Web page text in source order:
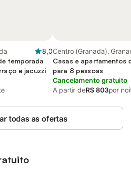
8,0
temporada
e jacuzzi
Centro (Granada),
Casas e apartamentos
para 8 pessoas
Cancelamento gratuito
A partir deR$ 803por
todas as ofertas